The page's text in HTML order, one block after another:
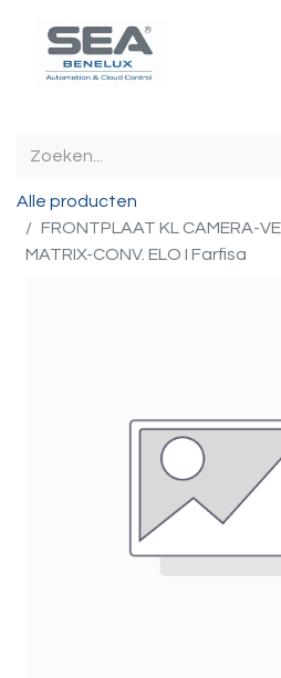
Alle producten
FRONTPLAAT KL CAMERA-
MATRIX-CONV. ELO I Farfisa